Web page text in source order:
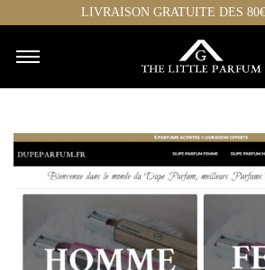
LIVRAISON GRATUITE DES